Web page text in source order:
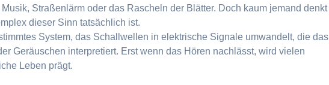
Straßenlärm oder das Rascheln der Blätter. Doch kaum jemand denkt
dieser Sinn tatsächlich ist.
System, das Schallwellen in elektrische Signale umwandelt, die das
Geräuschen interpretiert. Erst wenn das Hören nachlässt, wird vielen
Leben prägt.